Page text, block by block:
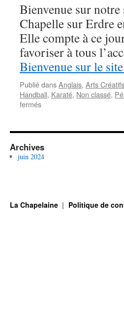
Bienvenue sur notre
Chapelle sur Erdre
Elle compte à ce
favoriser à tous
Bienvenue sur le
Publié dansAnglais, Arts Créatifs
Handball, Karaté, Non classé,
ferméssur
le
de
Archives
juin 2024
La Chapelaine Politique de